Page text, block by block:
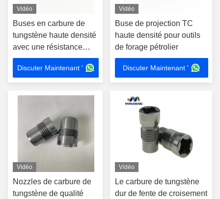
Vidéo
Buses en carbure de
tungstène haute densité
avec une résistance
élevée à l'usure et aux
chocs pour un forage
efficace
Discuter Maintenant '
Vidéo
Buse de projection TC
haute densité pour outils
de forage pétrolier
Discuter Maintenant '
Vidéo
Nozzles de carbure de
tungstène de qualité
Vidéo
Le carbure de tungstène
dur de fente de croisement